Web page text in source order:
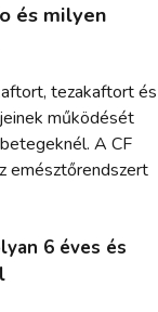
és milyen
tezakaftort és
működését
A CF
emésztőrendszert
6 éves és